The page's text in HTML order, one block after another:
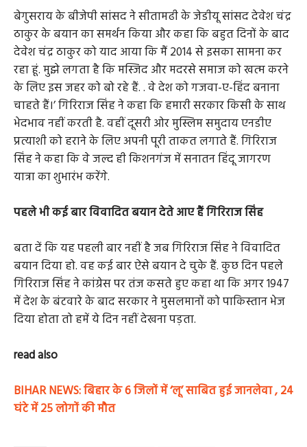
बेगुसराय के बीजेपी सांसद ने सीतामढी के जेडीयू सांसद देवेश चंद्र
ठाकुर के बयान का समर्थन किया और कहा कि बहुत दिनों के बाद
देवेश चंद्र ठाकुर को याद आया कि मैं 2014 से इसका सामना कर
रहा हूं. मुझे लगता है कि मस्जिद और मदरसे समाज को खत्म करने
के लिए इस जहर को बो रहे हैं. . वे देश को गजवा-ए-हिंद बनाना
चाहते हैं।’ गिरिराज सिंह ने कहा कि हमारी सरकार किसी के साथ
भेदभाव नहीं करती है. वहीं दूसरी ओर मुस्लिम समुदाय एनडीए
प्रत्याशी को हराने के लिए अपनी पूरी ताकत लगाते हैं. गिरिराज
सिंह ने कहा कि वे जल्द ही किशनगंज में सनातन हिंदू जागरण
यात्रा का शुभारंभ करेंगे.
पहले भी कई बार विवादित बयान देते आए हैं गिरिराज सिंह
बता दें कि यह पहली बार नहीं है जब गिरिराज सिंह ने विवादित
बयान दिया हो. वह कई बार ऐसे बयान दे चुके हैं. कुछ दिन पहले
गिरिराज सिंह ने कांग्रेस पर तंज कसते हुए कहा था कि अगर 1947
में देश के बंटवारे के बाद सरकार ने मुसलमानों को पाकिस्तान भेज
दिया होता तो हमें ये दिन नहीं देखना पड़ता.
read also
BIHAR NEWS: बिहार के 6 जिलों में ‘लू’ साबित हुई जानलेवा , 24
घंटे में 25 लोगों की मौत